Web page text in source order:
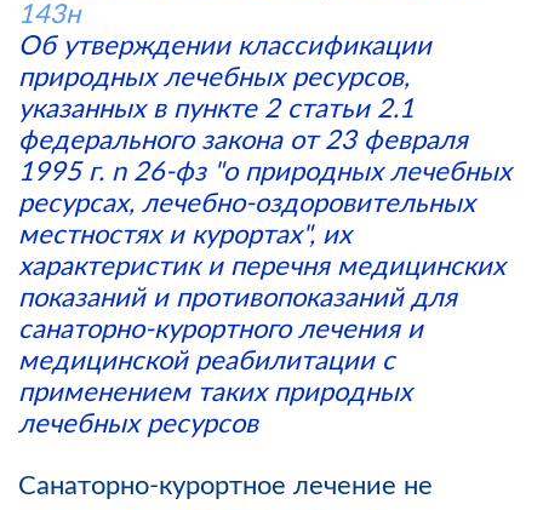
143н
Об утверждении классификации
природных лечебных ресурсов,
указанных в пункте 2 статьи 2.1
федерального закона от 23 февраля
1995 г. n 26-фз "о природных лечебных
ресурсах, лечебно-оздоровительных
местностях и курортах", их
характеристик и перечня медицинских
показаний и противопоказаний для
санаторно-курортного лечения и
медицинской реабилитации с
применением таких природных
лечебных ресурсов
Санаторно-курортное лечение не